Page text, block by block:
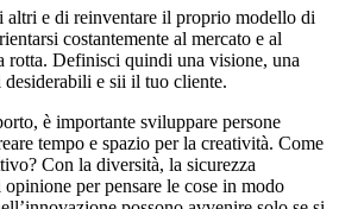
altri e di reinventare il proprio modello di
costantemente al mercato e al
rotta. Definisci quindi una visione, una
e sii il tuo cliente.
è importante sviluppare persone
tempo e spazio per la creatività. Come
Con la diversità, la sicurezza
per pensare le cose in modo